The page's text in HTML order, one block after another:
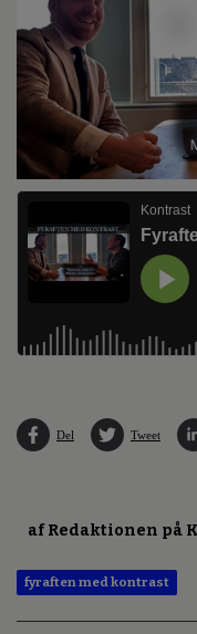
Del Tweet
af Redaktionen på
fyraften med kontrast